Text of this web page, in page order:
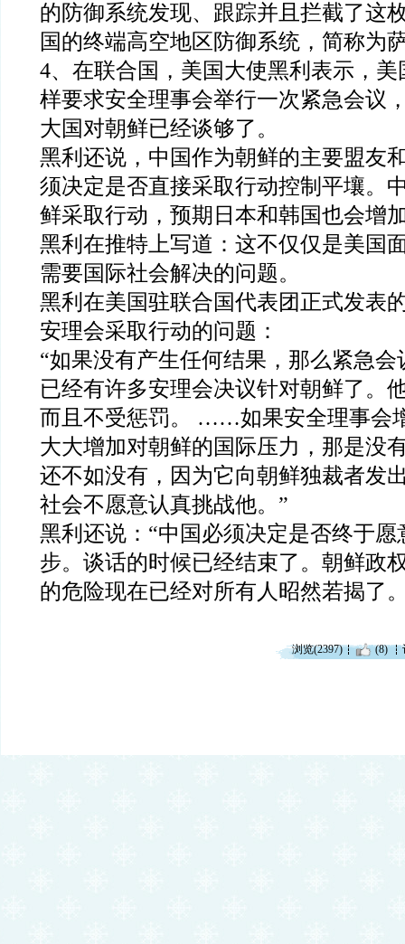
的防御系统发现、跟踪并且拦截了这
国的终端高空地区防御系统，简称为
4、在联合国，美国大使黑利表示，
样要求安全理事会举行一次紧急会议
大国对朝鲜已经谈够了。
黑利还说，中国作为朝鲜的主要盟友
须决定是否直接采取行动控制平壤。
鲜采取行动，预期日本和韩国也会增
黑利在推特上写道：这不仅仅是美国
需要国际社会解决的问题。
黑利在美国驻联合国代表团正式发表
安理会采取行动的问题：
“如果没有产生任何结果，那么紧急
已经有许多安理会决议针对朝鲜了。
而且不受惩罚。 ……如果安全理事会
大大增加对朝鲜的国际压力，那是没
还不如没有，因为它向朝鲜独裁者发
社会不愿意认真挑战他。”
黑利还说：“中国必须决定是否终于
步。谈话的时候已经结束了。朝鲜政
的危险现在已经对所有人昭然若揭了
浏览(2397) (8)